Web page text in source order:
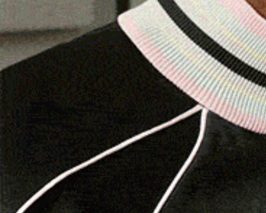
posticipata al 1° luglio 2024, rispetto alla classica e
Ricordiamoci che da quest’anno parte ladomanda unificata
richieste di aiuto e pagamento. Variazione che è una svolta
domanda telematica, si chiedono aiuti e premi che prima
tempi differenti.
Ora come ora, con l’istituzione del fascicolo grafico, i vari
presentare un’unica e sola domanda, unificata!
Restano ferme le riduzioni già previste con la precedente
dell’1% di quanto sarebbe spettato all’imprenditore
del 1° luglio, fino ad un massimo di 25 giorni civili
domanda diventa irricevibile.
Stessa tempistica nel caso di accesso alla riserva